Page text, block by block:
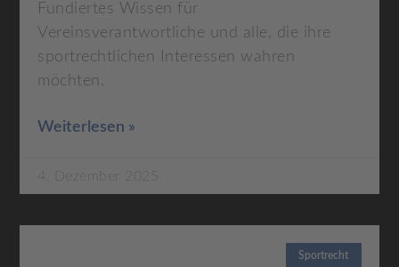
Fundiertes Wissen für
Vereinsverantwortliche und alle, die ihre
sportrechtlichen Interessen wahren
möchten.
Weiterlesen »
Sportrecht